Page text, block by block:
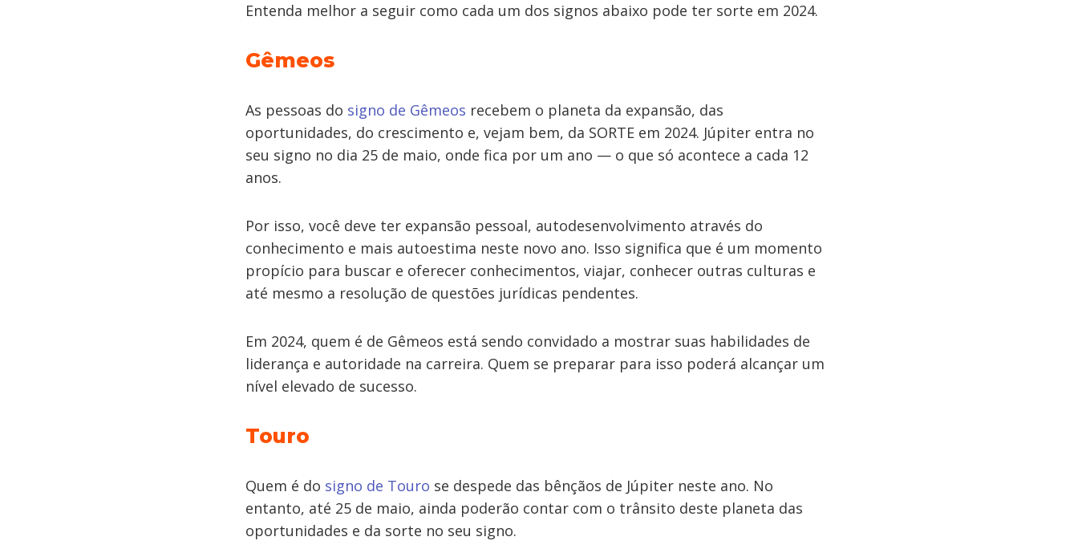
Entenda melhor a seguir como cada um dos signos abaixo pode ter sorte em 2024.
Gêmeos
As pessoas do signo de Gêmeos recebem o planeta da expansão, das
oportunidades, do crescimento e, vejam bem, da SORTE em 2024. Júpiter entra no
seu signo no dia 25 de maio, onde fica por um ano — o que só acontece a cada 12
anos.
Por isso, você deve ter expansão pessoal, autodesenvolvimento através do
conhecimento e mais autoestima neste novo ano. Isso significa que é um momento
propício para buscar e oferecer conhecimentos, viajar, conhecer outras culturas e
até mesmo a resolução de questões jurídicas pendentes.
Em 2024, quem é de Gêmeos está sendo convidado a mostrar suas habilidades de
liderança e autoridade na carreira. Quem se preparar para isso poderá alcançar um
nível elevado de sucesso.
Touro
Quem é do signo de Touro se despede das bênçãos de Júpiter neste ano. No
entanto, até 25 de maio, ainda poderão contar com o trânsito deste planeta das
oportunidades e da sorte no seu signo.